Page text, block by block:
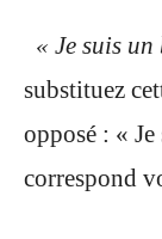
« Je suis
substituez
opposé : «
correspond